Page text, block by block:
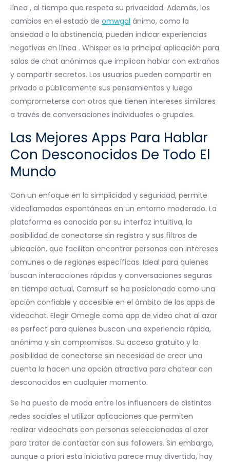
línea , al tiempo que respeta su privacidad. Además, los
cambios en el estado de omwgal ánimo, como la
ansiedad o la abstinencia, pueden indicar experiencias
negativas en línea . Whisper es la principal aplicación para
salas de chat anónimas que implican hablar con extraños
y compartir secretos. Los usuarios pueden compartir en
privado o públicamente sus pensamientos y luego
comprometerse con otros que tienen intereses similares
a través de conversaciones individuales o grupales.
Las Mejores Apps Para Hablar
Con Desconocidos De Todo El
Mundo
Con un enfoque en la simplicidad y seguridad, permite
videollamadas espontáneas en un entorno moderado. La
plataforma es conocida por su interfaz intuitiva, la
posibilidad de conectarse sin registro y sus filtros de
ubicación, que facilitan encontrar personas con intereses
comunes o de regiones específicas. Ideal para quienes
buscan interacciones rápidas y conversaciones seguras
en tiempo actual, Camsurf se ha posicionado como una
opción confiable y accesible en el ámbito de las apps de
videochat. Elegir Omegle como app de video chat al azar
es perfect para quienes buscan una experiencia rápida,
anónima y sin compromisos. Su acceso gratuito y la
posibilidad de conectarse sin necesidad de crear una
cuenta la hacen una opción atractiva para chatear con
desconocidos en cualquier momento.
Se ha puesto de moda entre los influencers de distintas
redes sociales el utilizar aplicaciones que permiten
realizar videochats con personas seleccionadas al azar
para tratar de contactar con sus followers. Sin embargo,
aunque a priori esta iniciativa parece muy divertida, hay